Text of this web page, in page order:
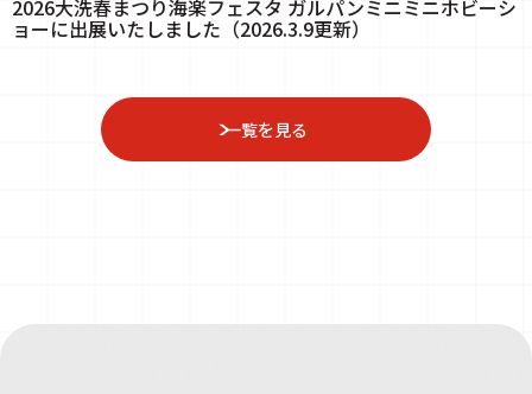
2026大洗春まつり海楽フェスタ ガルパンミニミニホビーシ
ョーに出展いたしました（2026.3.9更新）
一覧を見る